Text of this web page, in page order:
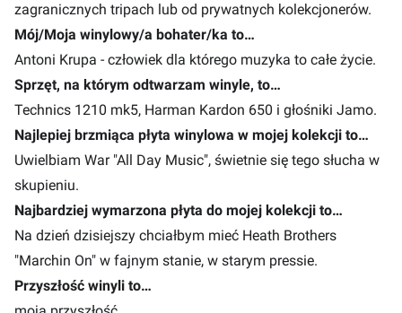
zagranicznych tripach lub od prywatnych kolekcjonerów.
Mój/Moja winylowy/a bohater/ka to…
Antoni Krupa - człowiek dla którego muzyka to całe życie.
Sprzęt, na którym odtwarzam winyle, to…
Technics 1210 mk5, Harman Kardon 650 i głośniki Jamo.
Najlepiej brzmiąca płyta winylowa w mojej kolekcji to…
Uwielbiam War "All Day Music", świetnie się tego słucha w
skupieniu.
Najbardziej wymarzona płyta do mojej kolekcji to…
Na dzień dzisiejszy chciałbym mieć Heath Brothers
"Marchin On" w fajnym stanie, w starym pressie.
Przyszłość winyli to…